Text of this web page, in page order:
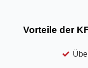
Vorteile der